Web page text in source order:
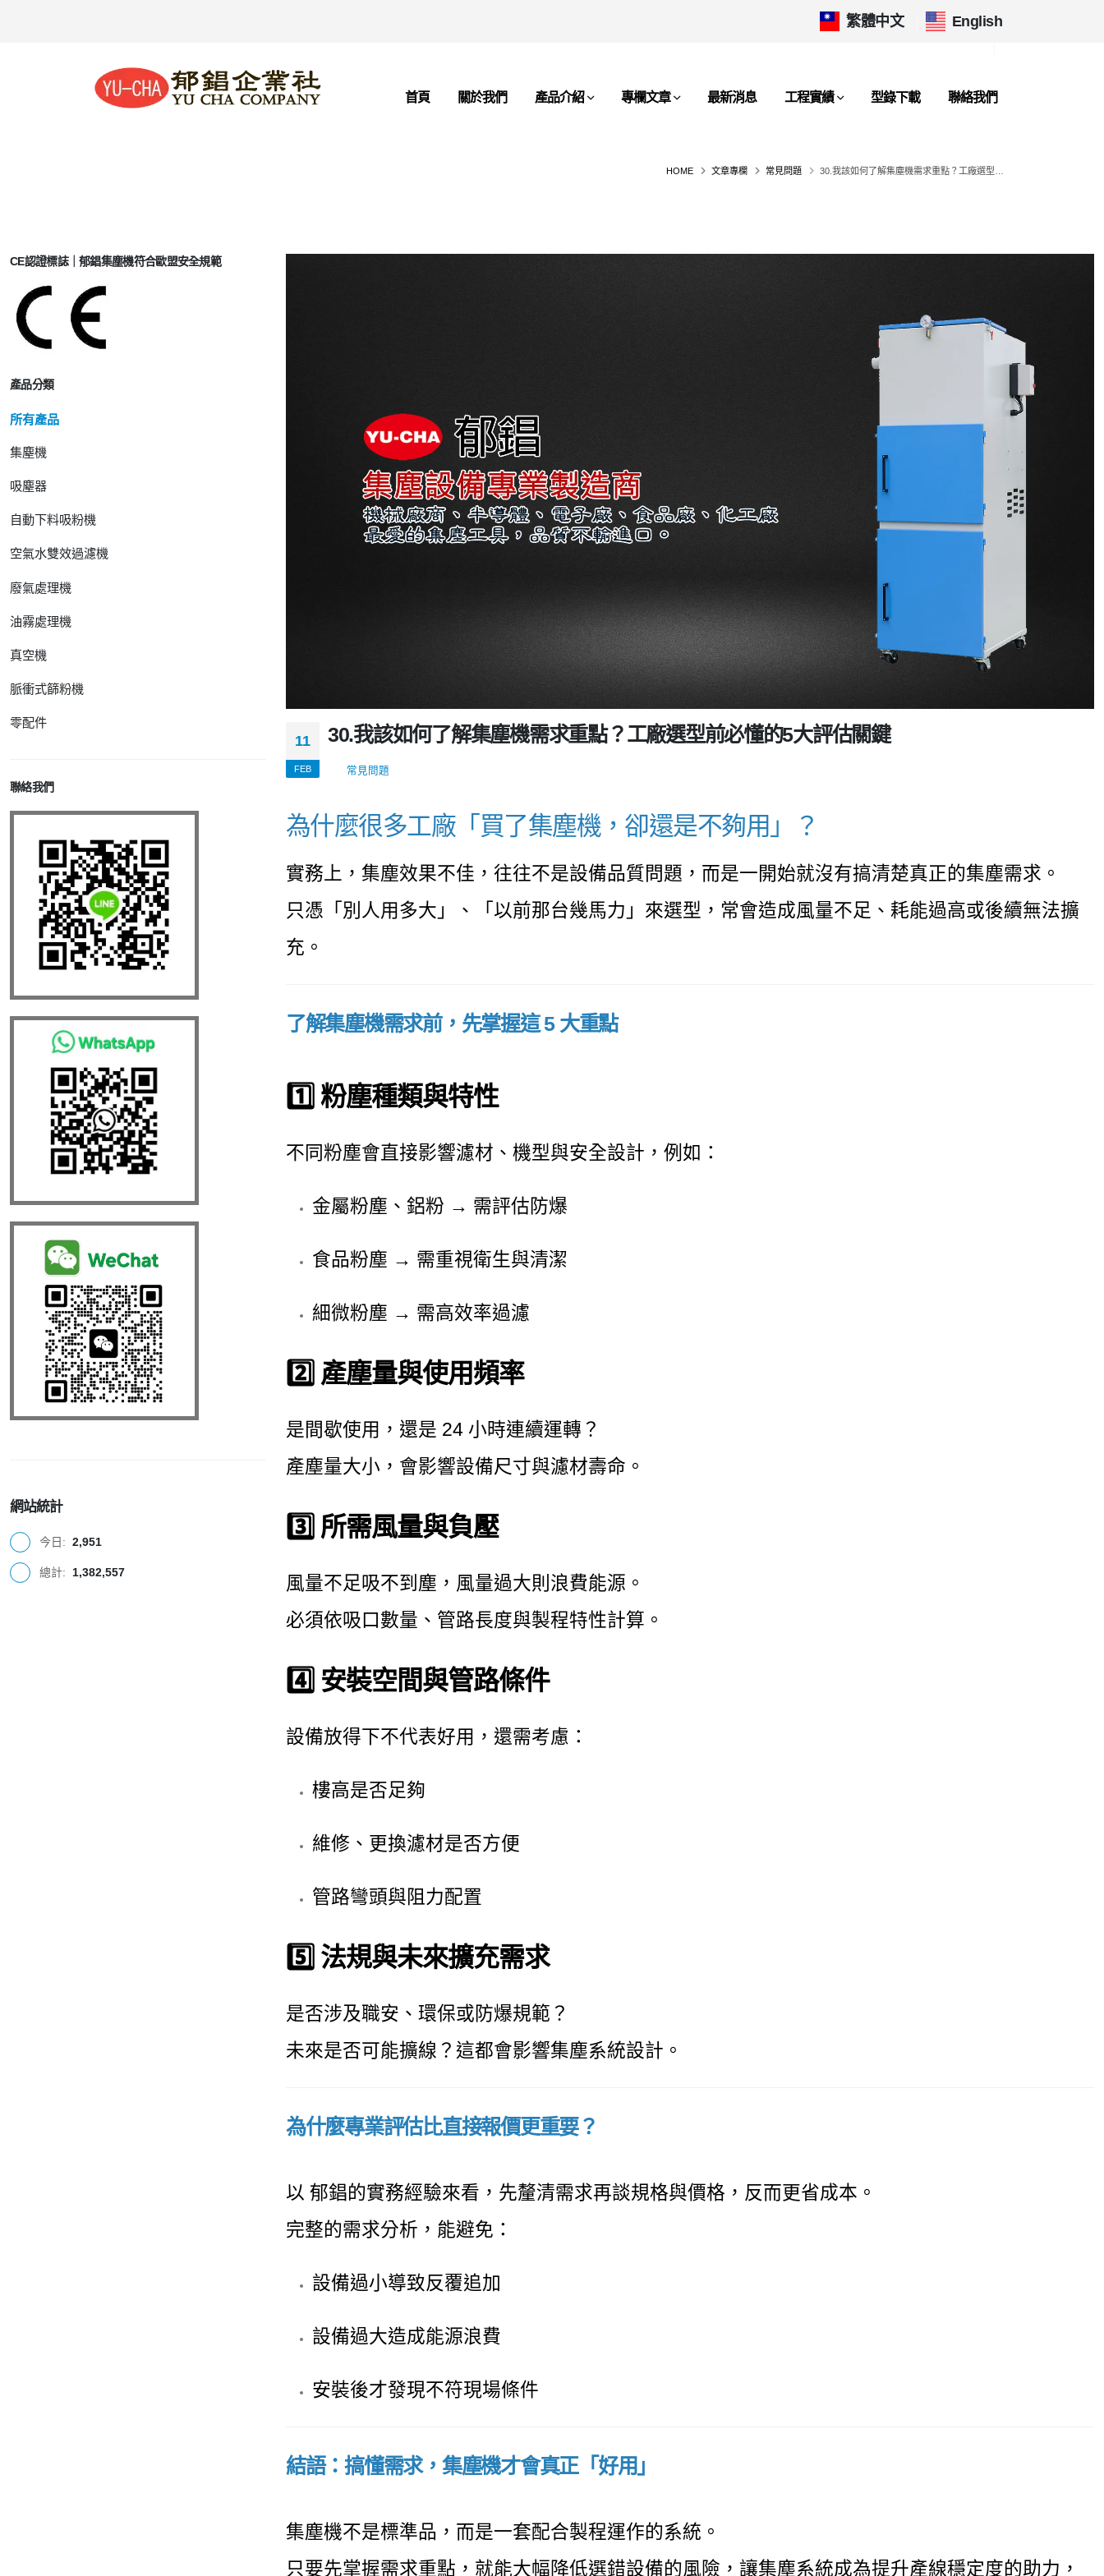
繁體中文 English
首頁 關於我們 產品介紹 專欄文章 最新消息 工程實績 型錄下載 聯絡我們
HOME 文章專欄 常見問題 30.我該如何了解集塵機需求重點？工廠選型前必懂的5大評估關鍵
CE認證標誌｜郁錩集塵機符合歐盟安全規範
產品分類
所有產品
集塵機
吸塵器
自動下料吸粉機
空氣水雙效過濾機
廢氣處理機
油霧處理機
真空機
脈衝式篩粉機
零配件
聯絡我們
網站統計
今日: 2,951
總計: 1,382,557
11
FEB
30.我該如何了解集塵機需求重點？工廠選型前必懂的5大評估關鍵
常見問題
為什麼很多工廠「買了集塵機，卻還是不夠用」？
實務上，集塵效果不佳，往往不是設備品質問題，而是一開始就沒有搞清楚真正的集塵需求。
只憑「別人用多大」、「以前那台幾馬力」來選型，常會造成風量不足、耗能過高或後續無法擴
充。
了解集塵機需求前，先掌握這 5 大重點
1️⃣ 粉塵種類與特性
不同粉塵會直接影響濾材、機型與安全設計，例如：
金屬粉塵、鋁粉 → 需評估防爆
食品粉塵 → 需重視衛生與清潔
細微粉塵 → 需高效率過濾
2️⃣ 產塵量與使用頻率
是間歇使用，還是 24 小時連續運轉？
產塵量大小，會影響設備尺寸與濾材壽命。
3️⃣ 所需風量與負壓
風量不足吸不到塵，風量過大則浪費能源。
必須依吸口數量、管路長度與製程特性計算。
4️⃣ 安裝空間與管路條件
設備放得下不代表好用，還需考慮：
樓高是否足夠
維修、更換濾材是否方便
管路彎頭與阻力配置
5️⃣ 法規與未來擴充需求
是否涉及職安、環保或防爆規範？
未來是否可能擴線？這都會影響集塵系統設計。
為什麼專業評估比直接報價更重要？
以 郁錩的實務經驗來看，先釐清需求再談規格與價格，反而更省成本。
完整的需求分析，能避免：
設備過小導致反覆追加
設備過大造成能源浪費
安裝後才發現不符現場條件
結語：搞懂需求，集塵機才會真正「好用」
集塵機不是標準品，而是一套配合製程運作的系統。
只要先掌握需求重點，就能大幅降低選錯設備的風險，讓集塵系統成為提升產線穩定度的助力，